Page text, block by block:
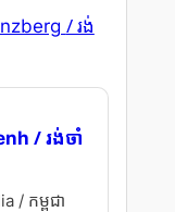
/ រង់
/ រង់ចាំ
/ កម្ពុជា